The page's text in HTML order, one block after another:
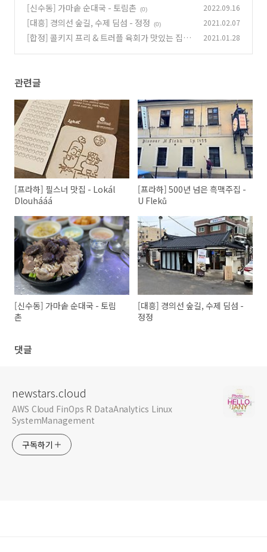
[신수동] 가마솥 순대국 - 토림촌 (0) 2022.09.16
[대흥] 경의선 숲길, 수제 딤섬 - 정정 (0) 2021.02.07
[합정] 콜키지 프리 & 트러플 육회가 맛있는 집 -
2021.01.28
관련글
[프라하] 필스너 맛집 - Lokál
Dlouhááá
[프라하] 500년 넘은 흑맥주집 -
U Fleků
[신수동] 가마솥 순대국 - 토림
촌
[대흥] 경의선 숲길, 수제 딤섬 -
정정
댓글
newstars.cloud
AWS Cloud FinOps R DataAnalytics Linux
SystemManagement
구독하기